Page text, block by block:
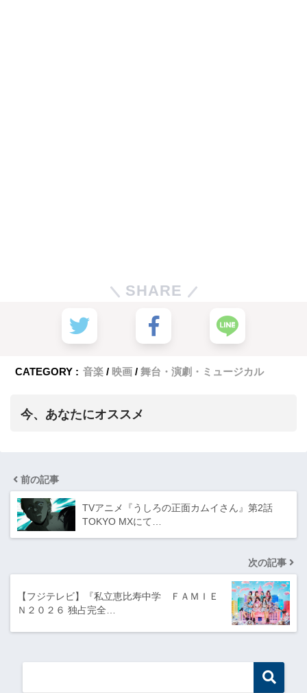
SHARE
CATEGORY : 音楽 映画 舞台・演劇・ミュージカル
今、あなたにオススメ
前の記事
TVアニメ『うしろの正面カムイさん』第2話
TOKYO MXにて…
次の記事
【フジテレビ】『私立恵比寿中学 ＦＡＭＩＥ
Ｎ２０２６ 独占完全…